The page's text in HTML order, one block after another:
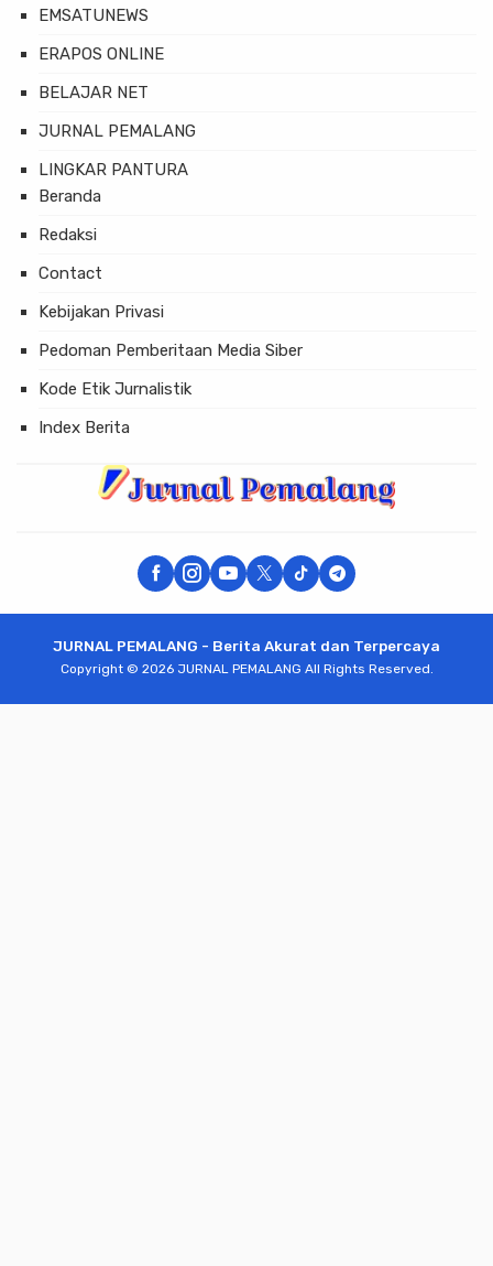
EMSATUNEWS
ERAPOS ONLINE
BELAJAR NET
JURNAL PEMALANG
LINGKAR PANTURA
Beranda
Redaksi
Contact
Kebijakan Privasi
Pedoman Pemberitaan Media Siber
Kode Etik Jurnalistik
Index Berita
JURNAL PEMALANG - Berita Akurat dan Terpercaya
Copyright © 2026 JURNAL PEMALANG All Rights Reserved.